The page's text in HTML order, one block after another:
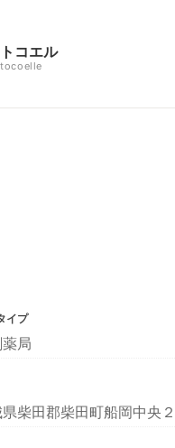
トコエル
tocoelle
イプ
局
柴田郡柴田町船岡中央